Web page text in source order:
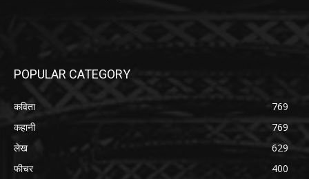
POPULAR CATEGORY
कविता
769
कहानी
769
लेख
629
फीचर
400